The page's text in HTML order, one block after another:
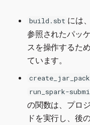
build.sbt には
参照されたパッ
スを操作するた
ています。
run_spark-
の関数は、プロ
ドを実行し、後